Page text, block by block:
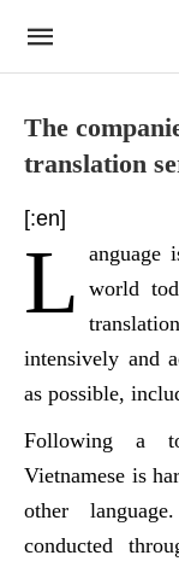
The
translation
[:en]
L anguage
world
intensively and
as possible,
Following a
Vietnamese is
other
conducted